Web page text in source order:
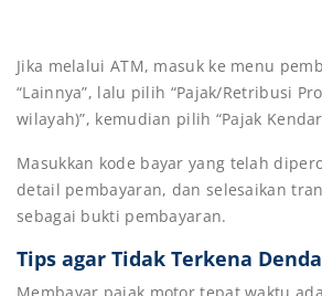
Jika melalui ATM, masuk ke menu
“Lainnya”, lalu pilih “Pajak/Retribusi
wilayah)”, kemudian pilih “Pajak
Masukkan kode bayar yang telah
detail pembayaran, dan selesaikan
sebagai bukti pembayaran.
Tips agar Tidak Terkena